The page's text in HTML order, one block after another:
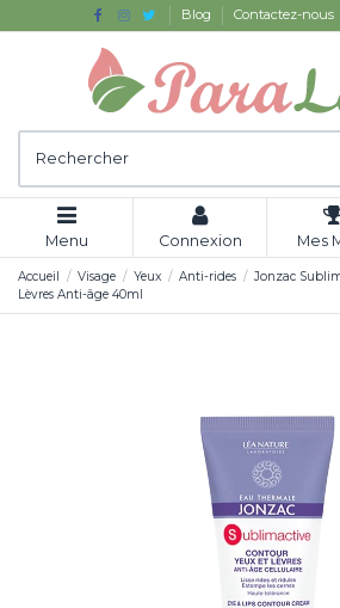
Blog Contactez-nous
Menu Connexion Mes
Accueil Visage Yeux Anti-rides
Jonzac
Lèvres Anti-âge 40ml